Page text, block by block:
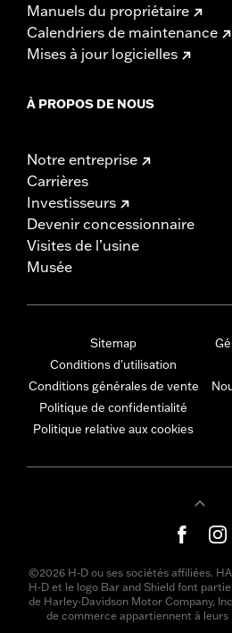
Manuels du propriétaire
Calendriers de maintenance
Mises à jour logicielles
À PROPOS DE NOUS
Notre entreprise
Carrières
Investisseurs
Devenir concessionnaire
Visites de l’usine
Musée
Sitemap
Conditions d'utilisation
Conditions générales de vente
Politique de confidentialité
Politique relative aux cookies
©2026 H-D ou ses sociétés affiliées.
H-D et le logo Bar and Shield font
de Harley-Davidson Motor Company,
de commerce appartiennent à